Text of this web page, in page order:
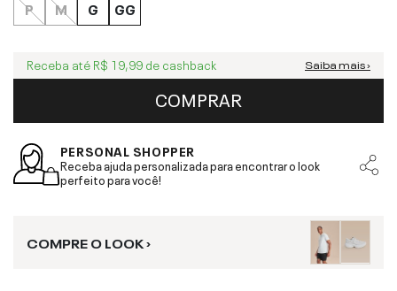
P
M G GG
Receba até R$ 19,99 de cashback Saiba mais ›
COMPRAR
PERSONAL SHOPPER
Receba ajuda personalizada para encontrar o look
perfeito para você!
COMPRE O LOOK ›